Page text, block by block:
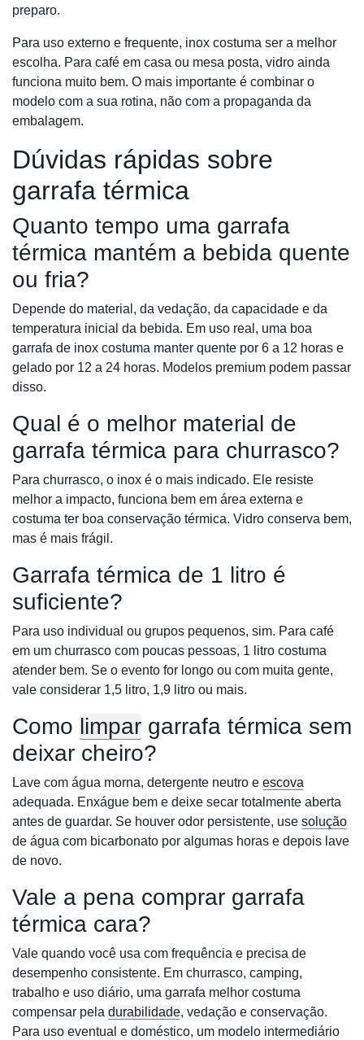
preparo.
Para uso externo e frequente, inox costuma ser a melhor
escolha. Para café em casa ou mesa posta, vidro ainda
funciona muito bem. O mais importante é combinar o
modelo com a sua rotina, não com a propaganda da
embalagem.
Dúvidas rápidas sobre
garrafa térmica
Quanto tempo uma garrafa
térmica mantém a bebida quente
ou fria?
Depende do material, da vedação, da capacidade e da
temperatura inicial da bebida. Em uso real, uma boa
garrafa de inox costuma manter quente por 6 a 12 horas e
gelado por 12 a 24 horas. Modelos premium podem passar
disso.
Qual é o melhor material de
garrafa térmica para churrasco?
Para churrasco, o inox é o mais indicado. Ele resiste
melhor a impacto, funciona bem em área externa e
costuma ter boa conservação térmica. Vidro conserva bem,
mas é mais frágil.
Garrafa térmica de 1 litro é
suficiente?
Para uso individual ou grupos pequenos, sim. Para café
em um churrasco com poucas pessoas, 1 litro costuma
atender bem. Se o evento for longo ou com muita gente,
vale considerar 1,5 litro, 1,9 litro ou mais.
Como limpar garrafa térmica sem
deixar cheiro?
Lave com água morna, detergente neutro e escova
adequada. Enxágue bem e deixe secar totalmente aberta
antes de guardar. Se houver odor persistente, use solução
de água com bicarbonato por algumas horas e depois lave
de novo.
Vale a pena comprar garrafa
térmica cara?
Vale quando você usa com frequência e precisa de
desempenho consistente. Em churrasco, camping,
trabalho e uso diário, uma garrafa melhor costuma
compensar pela durabilidade, vedação e conservação.
Para uso eventual e doméstico, um modelo intermediário